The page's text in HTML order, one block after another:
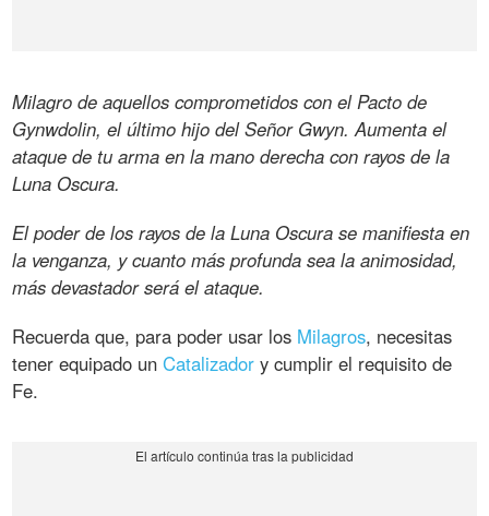
Milagro de aquellos comprometidos con el Pacto de
Gynwdolin, el último hijo del Señor Gwyn. Aumenta el
ataque de tu arma en la mano derecha con rayos de la
Luna Oscura.
El poder de los rayos de la Luna Oscura se manifiesta en
la venganza, y cuanto más profunda sea la animosidad,
más devastador será el ataque.
Recuerda que, para poder usar los Milagros, necesitas
tener equipado unCatalizador y cumplir el requisito de
Fe.